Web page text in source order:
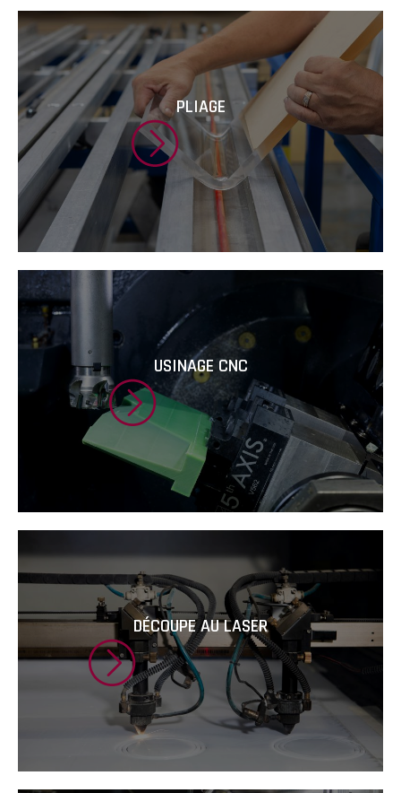
PLIAGE
USINAGE CNC
DÉCOUPE AU LASER